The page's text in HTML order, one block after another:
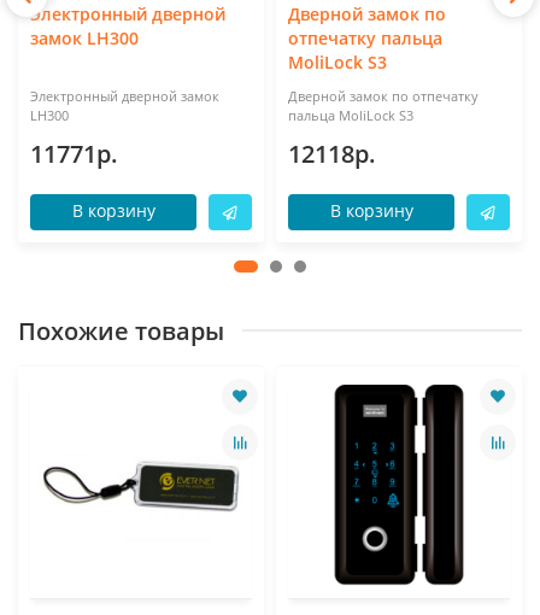
Электронный дверной
замок LH300
Электронный дверной замок
LH300
11771р.
В корзину
Дверной замок по
отпечатку пальца
MoliLock S3
Дверной замок по отпечатку
пальца MoliLock S3
12118р.
В корзину
Похожие товары